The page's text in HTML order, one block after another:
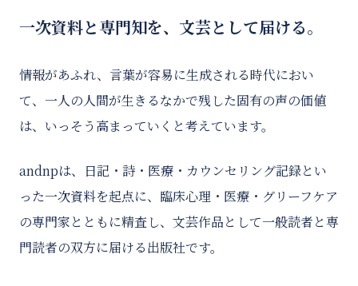
一次資料と専門知を、文芸として届ける。
情報があふれ、言葉が容易に生成される時代におい
て、一人の人間が生きるなかで残した固有の声の価値
は、いっそう高まっていくと考えています。
andnpは、日記・詩・医療・カウンセリング記録とい
った一次資料を起点に、臨床心理・医療・グリーフケア
の専門家とともに精査し、文芸作品として一般読者と専
門読者の双方に届ける出版社です。